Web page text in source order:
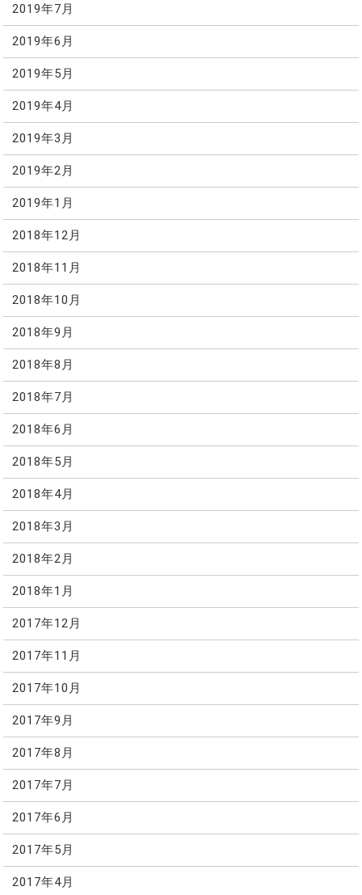
2019年7月
2019年6月
2019年5月
2019年4月
2019年3月
2019年2月
2019年1月
2018年12月
2018年11月
2018年10月
2018年9月
2018年8月
2018年7月
2018年6月
2018年5月
2018年4月
2018年3月
2018年2月
2018年1月
2017年12月
2017年11月
2017年10月
2017年9月
2017年8月
2017年7月
2017年6月
2017年5月
2017年4月